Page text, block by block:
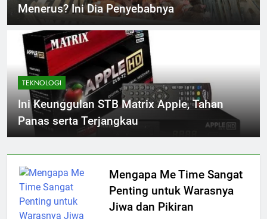
Menerus? Ini Dia Penyebabnya
TEKNOLOGI
Ini Keunggulan STB Matrix Apple, Tahan
Panas serta Terjangkau
Mengapa Me Time Sangat
Penting untuk Warasnya
Jiwa dan Pikiran